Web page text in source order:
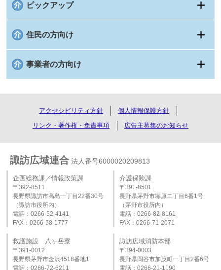
ピックアップ
住民の方向け
事業者の方向け
アクセシビリティ方針
個人情報保護方針
リンク・著作権・免責事項
広告主募集のお知らせ
諏訪広域連合 法人番号6000020209813
企画総務課／情報政策課
〒392-8511
長野県諏訪市高島一丁目22番30号
（諏訪市役所内）
電話：0266-52-4141
FAX：0266-58-1777
介護保険課
〒391-8501
長野県茅野市塚原二丁目6番1号
（茅野市役所内）
電話：0266-82-8161
FAX：0266-71-2071
救護施設 八ヶ岳寮
〒391-0012
長野県茅野市金沢4518番地1
電話：0266-72-6211
諏訪広域消防本部
〒394-0003
長野県岡谷市加茂町一丁目2番6号
電話：0266‐21‐1190